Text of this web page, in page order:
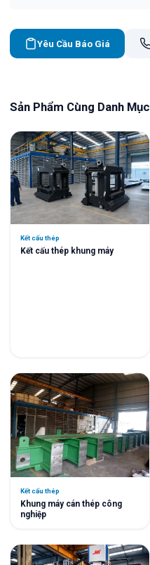
Yêu Cầu Báo Giá
Sản Phẩm Cùng Danh Mục
Kết cấu thép
Kết cấu thép khung máy
Kết cấu thép
Khung máy cán thép công
nghiệp